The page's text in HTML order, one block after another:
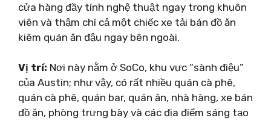
cửa hàng đầy tính nghệ thuật ngay trong khuôn
viên và thậm chí cả một chiếc xe tải bán đồ ăn
kiêm quán ăn đậu ngay bên ngoài.
Vị trí: Nơi này nằm ở SoCo, khu vực “sành điệu”
của Austin; như vậy, có rất nhiều quán cà phê,
quán cà phê, quán bar, quán ăn, nhà hàng, xe bán
đồ ăn, phòng trưng bày và các địa điểm sáng tạo